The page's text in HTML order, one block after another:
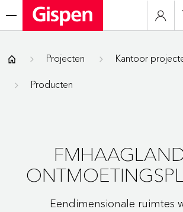
Gispen Projecten Kantoor
Producten
Eendimensionale ruimtes